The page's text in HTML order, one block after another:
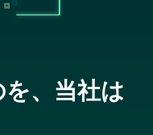
、当社は